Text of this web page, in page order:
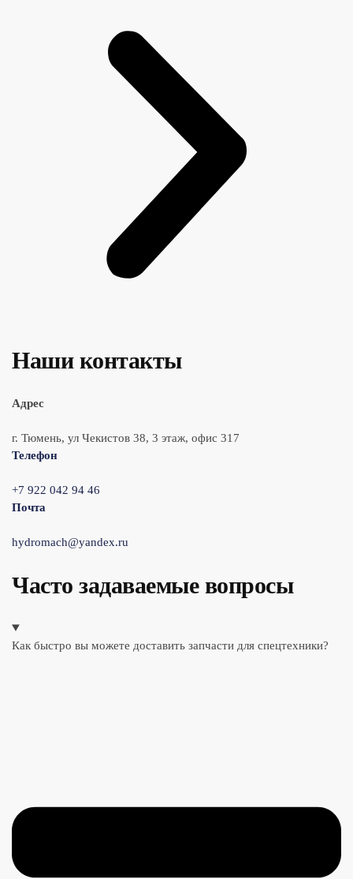
Наши контакты
Адрес
г. Тюмень, ул Чекистов 38, 3 этаж, офис 317
Телефон
+7 922 042 94 46
Почта
hydromach@yandex.ru
Часто задаваемые вопросы
Как быстро вы можете доставить запчасти для спецтехники?